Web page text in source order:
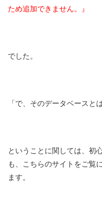
ため追加できません。』
でした。
「で、そのデータベースと
ということに関しては、初
も、こちらのサイトをご覧
ます。